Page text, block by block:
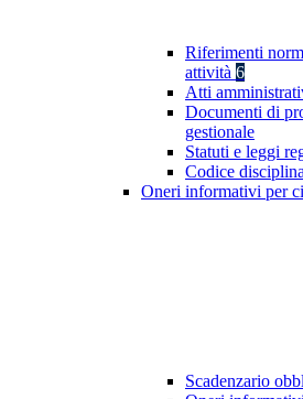
Riferimenti
attività 6
Atti
Documenti di
gestionale
Statuti e leggi
Codice
Oneri informativi per
Scadenzario